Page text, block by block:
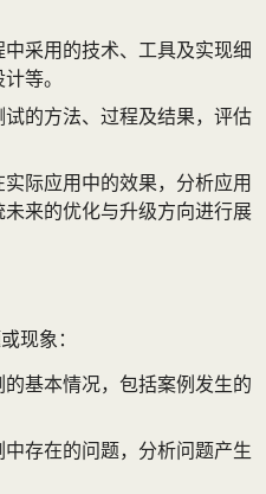
中采用的技术、工具及实现细
等。
试的方法、过程及结果，评估
实际应用中的效果，分析应用
来的优化与升级方向进行展
现象：
的基本情况，包括案例发生的
中存在的问题，分析问题产生